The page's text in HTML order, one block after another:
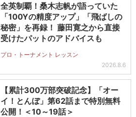
全英制覇！桑木志帆が語っていた
「100Yの精度アップ」「飛ばしの
秘密」を再録！ 藤田寛之から直接
受けたパットのアドバイスも
プロ・トーナメント レッスン
2026.8.6
【累計300万部突破記念】「オー
イ！とんぼ」第62話まで特別無料
公開！＜10～19話＞